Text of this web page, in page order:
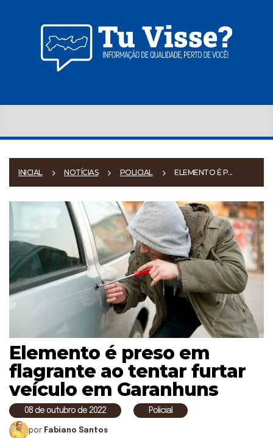
INICIAL NOTÍCIAS POLICIAL ELEMENTO É P...
Elemento é preso em
flagrante ao tentar furtar
veículo em Garanhuns
08 de outubro de 2022 Policial
por Fabiano Santos